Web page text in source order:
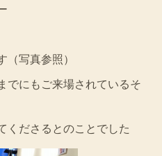
写真参照）
でにもご来場されているそ
くださるとのことでした